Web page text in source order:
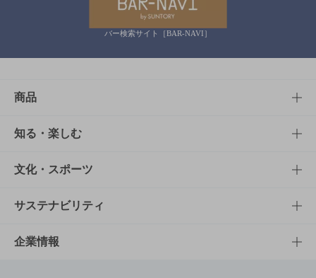
バー検索サイト［BAR-NAVI］
商品
商品TOP
商品一覧
商品発売情報
栄養成分一覧
知る・楽しむ
知る・楽しむTOP
キャンペーン
工場見学
文化・スポーツ
文化・スポーツTOP
サントリーホール
サステナビリティ
サステナビリティTOP
企業情報